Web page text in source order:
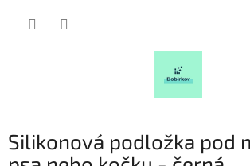
Silikonová podložka pod